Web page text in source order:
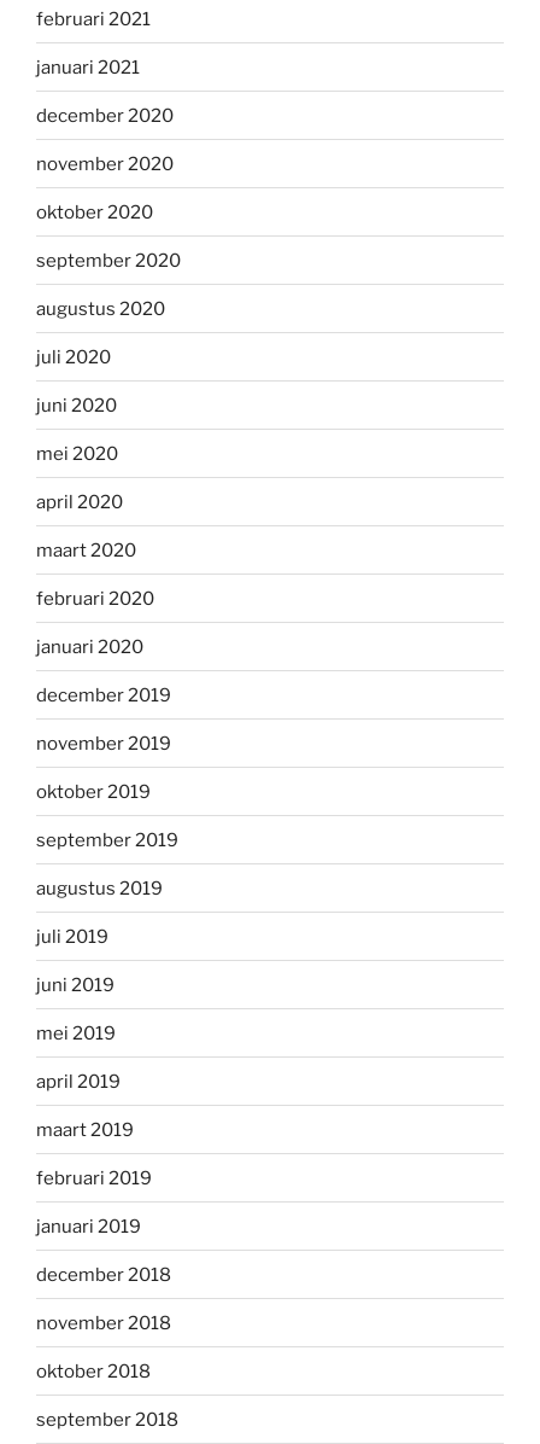
februari 2021
januari 2021
december 2020
november 2020
oktober 2020
september 2020
augustus 2020
juli 2020
juni 2020
mei 2020
april 2020
maart 2020
februari 2020
januari 2020
december 2019
november 2019
oktober 2019
september 2019
augustus 2019
juli 2019
juni 2019
mei 2019
april 2019
maart 2019
februari 2019
januari 2019
december 2018
november 2018
oktober 2018
september 2018